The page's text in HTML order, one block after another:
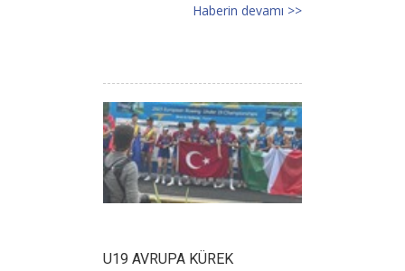
Haberin devamı >>
U19 AVRUPA KÜREK